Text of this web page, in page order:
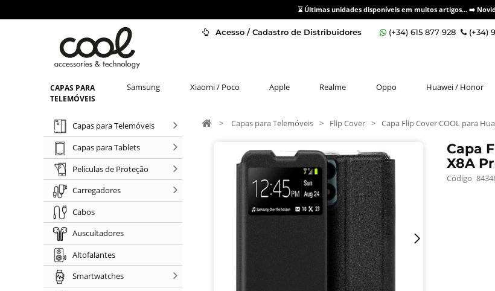
⌛ Últimas unidades disponíveis em muitos artigos... ➡️
Acesso / Cadastro de Distribuidores (+34) 615 877 928 (+34)
CAPAS PARA
TELEMÓVEIS
Samsung Xiaomi / Poco Apple Realme Oppo Huawei / Honor
Capas para Telemóveis
Capas para Tablets
Películas de Proteção
Carregadores
Cabos
Auscultadores
Altofalantes
Smartwatches
> Capas para Telemóveis > Flip Cover > Capa Flip Cover COOL para
Capa
X8A
Código